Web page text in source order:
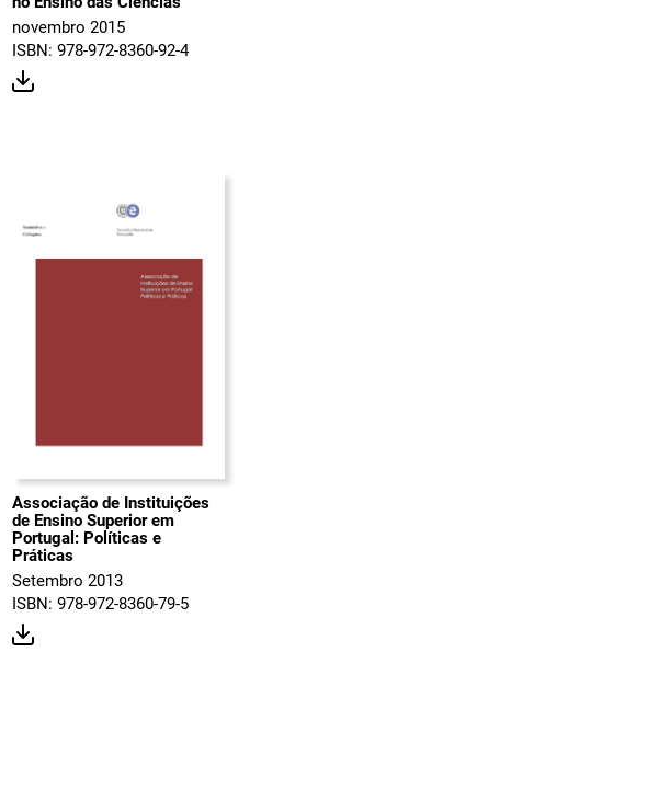
novembro 2015
ISBN: 978-972-8360-92-4
Associação de Instituições
de Ensino Superior em
Portugal: Políticas e
Práticas
Setembro 2013
ISBN: 978-972-8360-79-5